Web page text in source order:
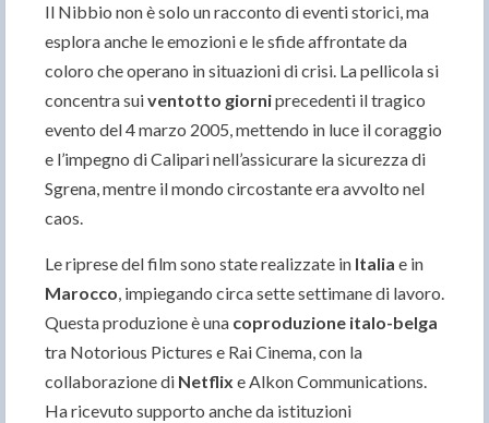
Il Nibbio non è solo un racconto di eventi storici, ma
esplora anche le emozioni e le sfide affrontate da
coloro che operano in situazioni di crisi. La pellicola si
concentra suiventotto giorniprecedenti il tragico
evento del 4 marzo 2005, mettendo in luce il coraggio
e l’impegno di Calipari nell’assicurare la sicurezza di
Sgrena, mentre il mondo circostante era avvolto nel
caos.
Le riprese del film sono state realizzate in Italia e in
Marocco, impiegando circa sette settimane di lavoro.
Questa produzione è una coproduzione italo-belga
tra Notorious Pictures e Rai Cinema, con la
collaborazione di Netflix e Alkon Communications.
Ha ricevuto supporto anche da istituzioni